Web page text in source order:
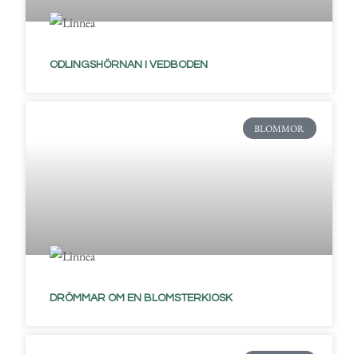
ODLINGSHÖRNAN I VEDBODEN
BLOMMOR
DRÖMMAR OM EN BLOMSTERKIOSK